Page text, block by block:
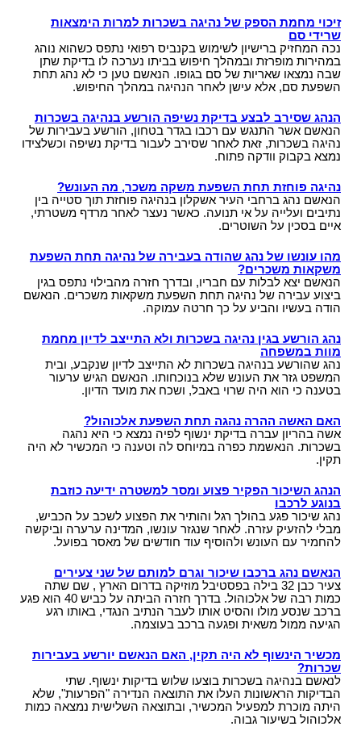
זיכוי מחמת הספק של נהיגה בשכרות למרות הימצאות
שרידי סם
נכה המחזיק ברישיון לשימוש בקנביס רפואי נתפס כשהוא נוהג
במהירות מופרזת ובמהלך חיפוש בביתו נערכה לו בדיקת שתן
שבה נמצאו שאריות של סם בגופו. הנאשם טען כי לא נהג תחת
השפעת סם, אלא עישן לאחר הנהיגה במהלך החיפוש.
הנהג שסירב לבצע בדיקת נשיפה הורשע בנהיגה בשכרות
הנאשם אשר התנגש עם רכבו בגדר בטחון, הורשע בעבירות של
נהיגה בשכרות, זאת לאחר שסירב לעבור בדיקת נשיפה וכשלצידו
נמצא בקבוק וודקה פתוח.
נהיגה פוחזת תחת השפעת משקה משכר, מה העונש?
הנאשם נהג ברחבי העיר אשקלון בנהיגה פוחזת תוך סטייה בין
נתיבים ועלייה על אי תנועה. כאשר נעצר לאחר מרדף משטרתי,
איים בסכין על השוטרים.
מהו עונשו של נהג שהודה בעבירה של נהיגה תחת השפעת
משקאות משכרים?
הנאשם יצא לבלות עם חבריו, ובדרך חזרה מהבילוי נתפס בגין
ביצוע עבירה של נהיגה תחת השפעת משקאות משכרים. הנאשם
הודה בעשיו והביע על כך חרטה עמוקה.
נהג הורשע בגין נהיגה בשכרות ולא התייצב לדיון מחמת
מוות במשפחה
נהג שהורשע בנהיגה בשכרות לא התייצב לדיון שנקבע, ובית
המשפט גזר את העונש שלא בנוכחותו. הנאשם הגיש ערעור
בטענה כי הוא היה שרוי באבל, ושכח את מועד הדיון.
האם האשה ההרה נהגה תחת השפעת אלכוהול?
אשה בהריון עברה בדיקת ינשוף לפיה נמצא כי היא נהגה
בשכרות. הנאשמת כפרה במיוחס לה וטענה כי המכשיר לא היה
תקין.
הנהג השיכור הפקיר פצוע ומסר למשטרה ידיעה כוזבת
בנוגע לרכבו
נהג שיכור פגע בהולך רגל והותיר את הפצוע לשכב על הכביש,
מבלי להזעיק עזרה. לאחר שנגזר עונשו, המדינה ערערה וביקשה
להחמיר עם העונש ולהוסיף עוד חודשים של מאסר בפועל.
הנאשם נהג ברכבו שיכור וגרם למותם של שני צעירים
צעיר כבן 32 בילה בפסטיבל מוזיקה בדרום הארץ , שם שתה
כמות רבה של אלכוהול. בדרך חזרה הביתה על כביש 40 הוא פגע
ברכב שנסע מולו והסיט אותו לעבר הנתיב הנגדי, באותו רגע
הגיעה ממול משאית ופגעה ברכב בעוצמה.
מכשיר הינשוף לא היה תקין, האם הנאשם יורשע בעבירות
שכרות?
לנאשם בנהיגה בשכרות בוצעו שלוש בדיקות ינשוף. שתי
הבדיקות הראשונות העלו את התוצאה הנדירה "הפרעות", שלא
היתה מוכרת למפעיל המכשיר, ובתוצאה השלישית נמצאה כמות
אלכוהול בשיעור גבוה.